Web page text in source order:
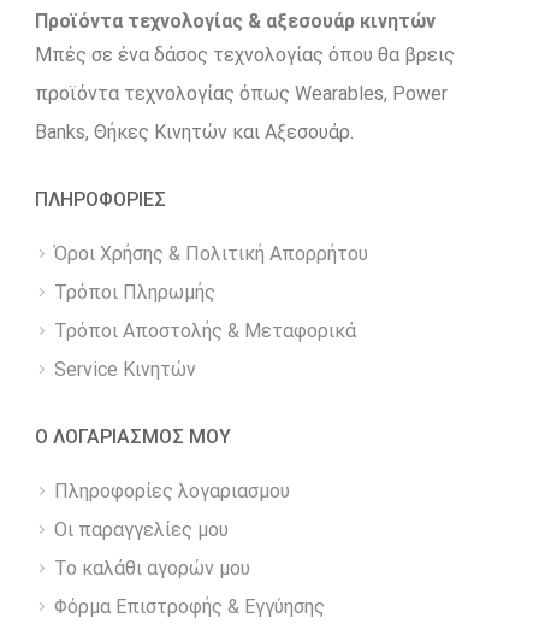
Προϊόντα τεχνολογίας & αξεσουάρ κινητών
Μπές σε ένα δάσος τεχνολογίας όπου θα βρεις
προϊόντα τεχνολογίας όπως Wearables, Power
Βanks, Θήκες Κινητών και Αξεσουάρ.
ΠΛΗΡΟΦΟΡΙΕΣ
Όροι Χρήσης & Πολιτική Απορρήτου
Τρόποι Πληρωμής
Τρόποι Αποστολής & Μεταφορικά
Service Κινητών
Ο ΛΟΓΑΡΙΑΣΜΟΣ ΜΟΥ
Πληροφορίες λογαριασμου
Οι παραγγελίες μου
Το καλάθι αγορών μου
Φόρμα Επιστροφής & Εγγύησης